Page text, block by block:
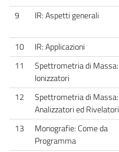
9
IR: Aspetti generali
10
IR: Applicazioni
11
Spettrometria di Massa:
Ionizzatori
12
Spettrometria di Massa:
Analizzatori ed Rivelatori
13
Monografie: Come da
Programma